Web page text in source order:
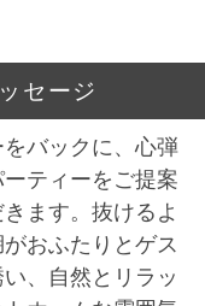
セージ
バックに、心弾
ティーをご提案
ます。抜けるよ
おふたりとゲス
い、自然とリラッ